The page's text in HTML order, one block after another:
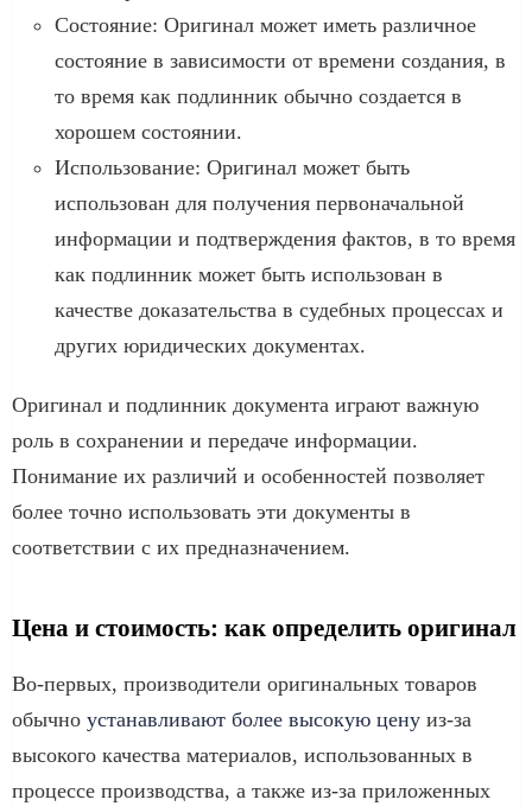
Состояние: Оригинал может иметь различное
состояние в зависимости от времени создания, в
то время как подлинник обычно создается в
хорошем состоянии.
Использование: Оригинал может быть
использован для получения первоначальной
информации и подтверждения фактов, в то время
как подлинник может быть использован в
качестве доказательства в судебных процессах и
других юридических документах.
Оригинал и подлинник документа играют важную
роль в сохранении и передаче информации.
Понимание их различий и особенностей позволяет
более точно использовать эти документы в
соответствии с их предназначением.
Цена и стоимость: как определить оригинал
Во-первых, производители оригинальных товаров
обычно устанавливают более высокую цену из-за
высокого качества материалов, использованных в
процессе производства, а также из-за приложенных